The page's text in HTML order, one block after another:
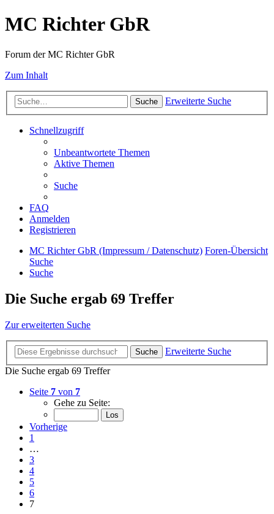
MC Richter GbR
Forum der MC Richter GbR
Zum Inhalt
Suche Erweiterte Suche
Schnellzugriff
Unbeantwortete Themen
Aktive Themen
Suche
FAQ
Anmelden
Registrieren
MC Richter GbR (Impressum / Datenschutz) Foren-Übersicht
Suche
Suche
Die Suche ergab 69 Treffer
Zur erweiterten Suche
Suche
Erweiterte Suche
Die Suche ergab 69 Treffer
Seite 7 von 7
Gehe zu Seite:
Vorherige
1
…
3
4
5
6
7